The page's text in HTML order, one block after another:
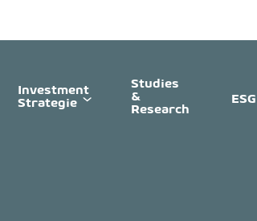
Investment
Strategie
Studies
&
Research
ESG